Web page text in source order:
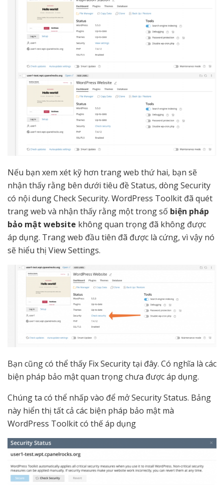
Nếu bạn xem xét kỹ hơn trang web thứ hai, bạn sẽ
nhận thấy rằng bên dưới tiêu đề Status, dòng Security
có nội dung Check Security. WordPress Toolkit đã quét
trang web và nhận thấy rằng một trong số biện pháp
bảo mật website không quan trọng đã không được
áp dụng. Trang web đầu tiên đã được là cứng, vì vậy nó
sẽ hiểu thị View Settings.
Bạn cũng có thể thấy Fix Security tại đây. Có nghĩa là các
biện pháp bảo mật quan trọng chưa được áp dụng.
Chúng ta có thể nhấp vào để mở Security Status. Bảng
này hiển thị tất cả các biện pháp bảo mật mà
WordPress Toolkit có thế áp dụng